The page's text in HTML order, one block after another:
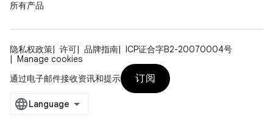
所有产品
隐私权政策 许可 品牌指南
ICP证合字B2-20070004号
Manage cookies
通过电子邮件接收资讯和提示
订阅